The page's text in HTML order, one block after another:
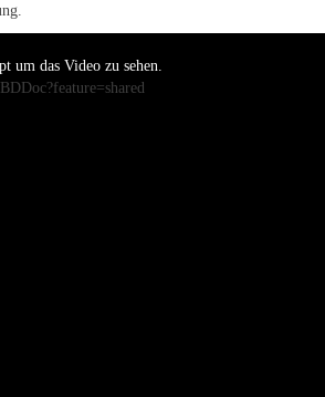
um das Video zu sehen.